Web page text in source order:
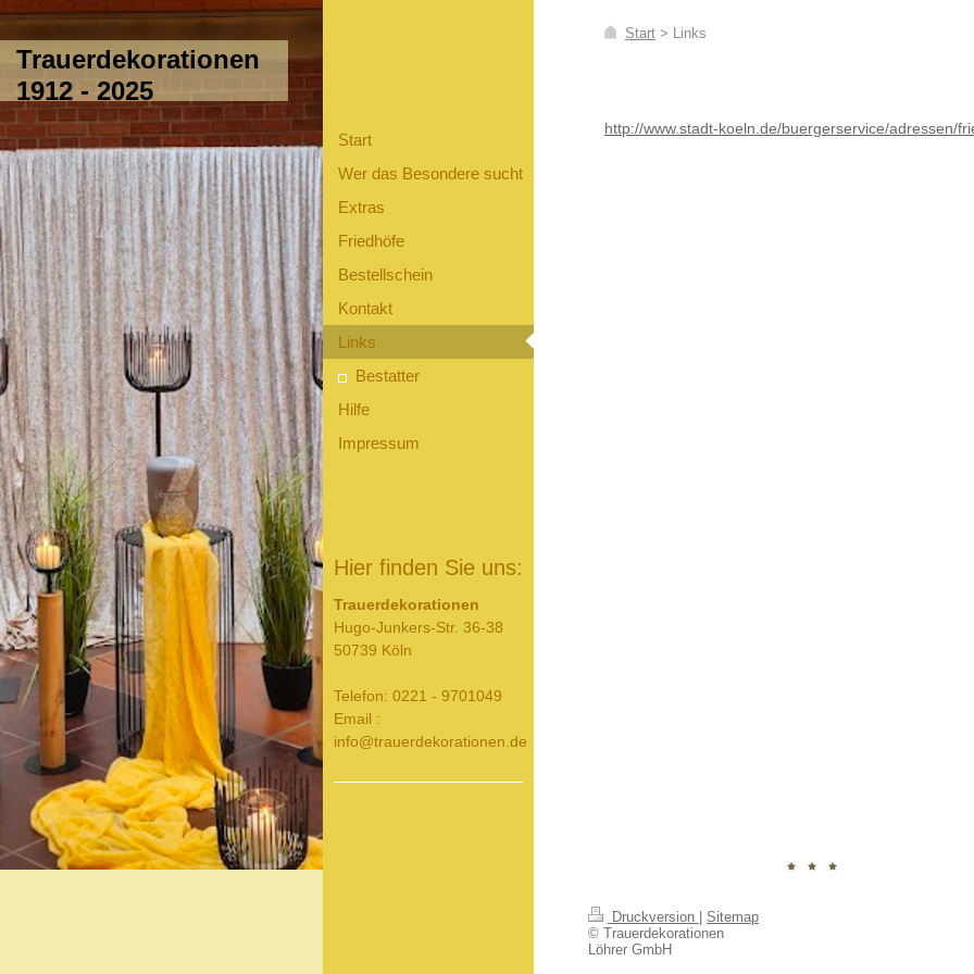
Trauerdekorationen
1912 - 2025
Start
Wer das Besondere sucht
Extras
Friedhöfe
Bestellschein
Kontakt
Links
Bestatter
Hilfe
Impressum
Hier finden Sie uns:
Trauerdekorationen
Hugo-Junkers-Str. 36-38
50739 Köln
Telefon: 0221 - 9701049
Email :
info@trauerdekorationen.de
Start > Links
http://www.stadt-koeln.de/buergerservice/adressen/
Druckversion
Sitemap
© Trauerdekorationen
Löhrer GmbH